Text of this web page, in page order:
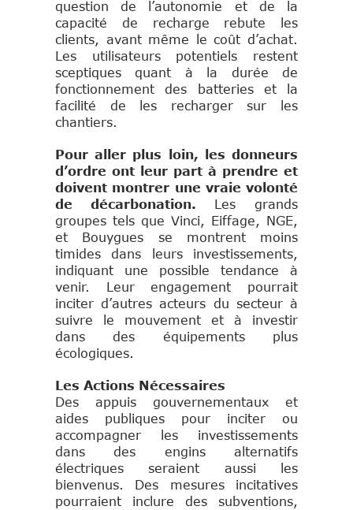
question de l’autonomie et de la
capacité de recharge rebute les
clients, avant même le coût d’achat.
Les utilisateurs potentiels restent
sceptiques quant à la durée de
fonctionnement des batteries et la
facilité de les recharger sur les
chantiers.
Pour aller plus loin, les donneurs
d’ordre ont leur part à prendre et
doivent montrer une vraie volonté
de décarbonation. Les grands
groupes tels que Vinci, Eiffage, NGE,
et Bouygues se montrent moins
timides dans leurs investissements,
indiquant une possible tendance à
venir. Leur engagement pourrait
inciter d’autres acteurs du secteur à
suivre le mouvement et à investir
dans des équipements plus
écologiques.
Les Actions Nécessaires
Des appuis gouvernementaux et
aides publiques pour inciter ou
accompagner les investissements
dans des engins alternatifs
électriques seraient aussi les
bienvenus. Des mesures incitatives
pourraient inclure des subventions,